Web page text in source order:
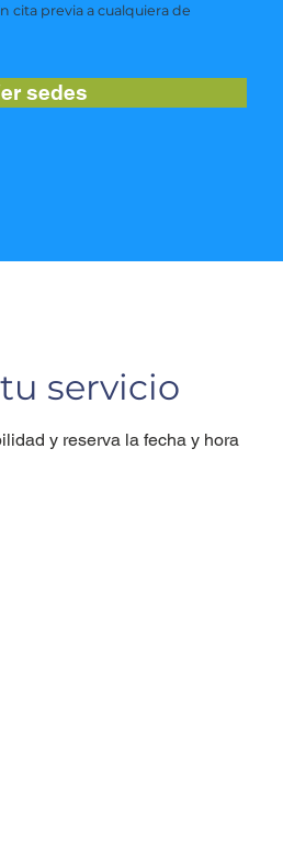
cita previa a cualquiera de
sedes
servicio
y reserva la fecha y hora